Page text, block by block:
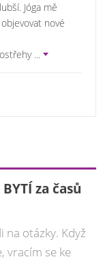
Jóga mě
nové
...
za časů
na otázky. Když
vracím se ke